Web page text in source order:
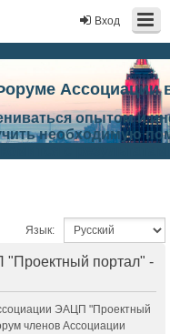
Вход
Ассоциации
опытом и
необходимую
целей и
Форума
Язык:
портал" -
ЭАЦП "Проектный
членов Ассоциации